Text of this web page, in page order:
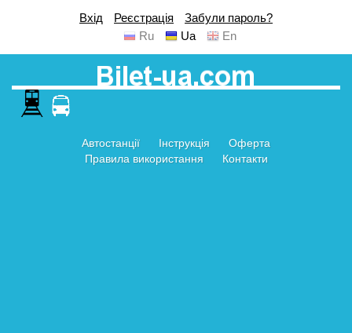
Вхід Реєстрація
Забули пароль?
Ru
Ua En
Автостанції Інструкція
Оферта
Правила використання
Контакти